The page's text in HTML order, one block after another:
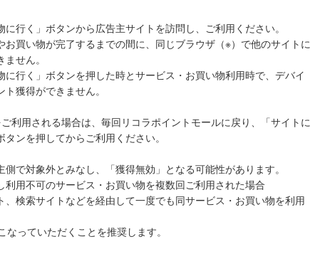
に行く」ボタンから広告主サイトを訪問し、ご利用ください。
買い物が完了するまでの間に、同じブラウザ（※）で他のサイトに
せん。
に行く」ボタンを押した時とサービス・お買い物利用時で、デバイ
獲得ができません。
利用される場合は、毎回リコラポイントモールに戻り、「サイトに
ンを押してからご利用ください。
で対象外とみなし、「獲得無効」となる可能性があります。
利用不可のサービス・お買い物を複数回ご利用された場合
、検索サイトなどを経由して一度でも同サービス・お買い物を利用
っていただくことを推奨します。